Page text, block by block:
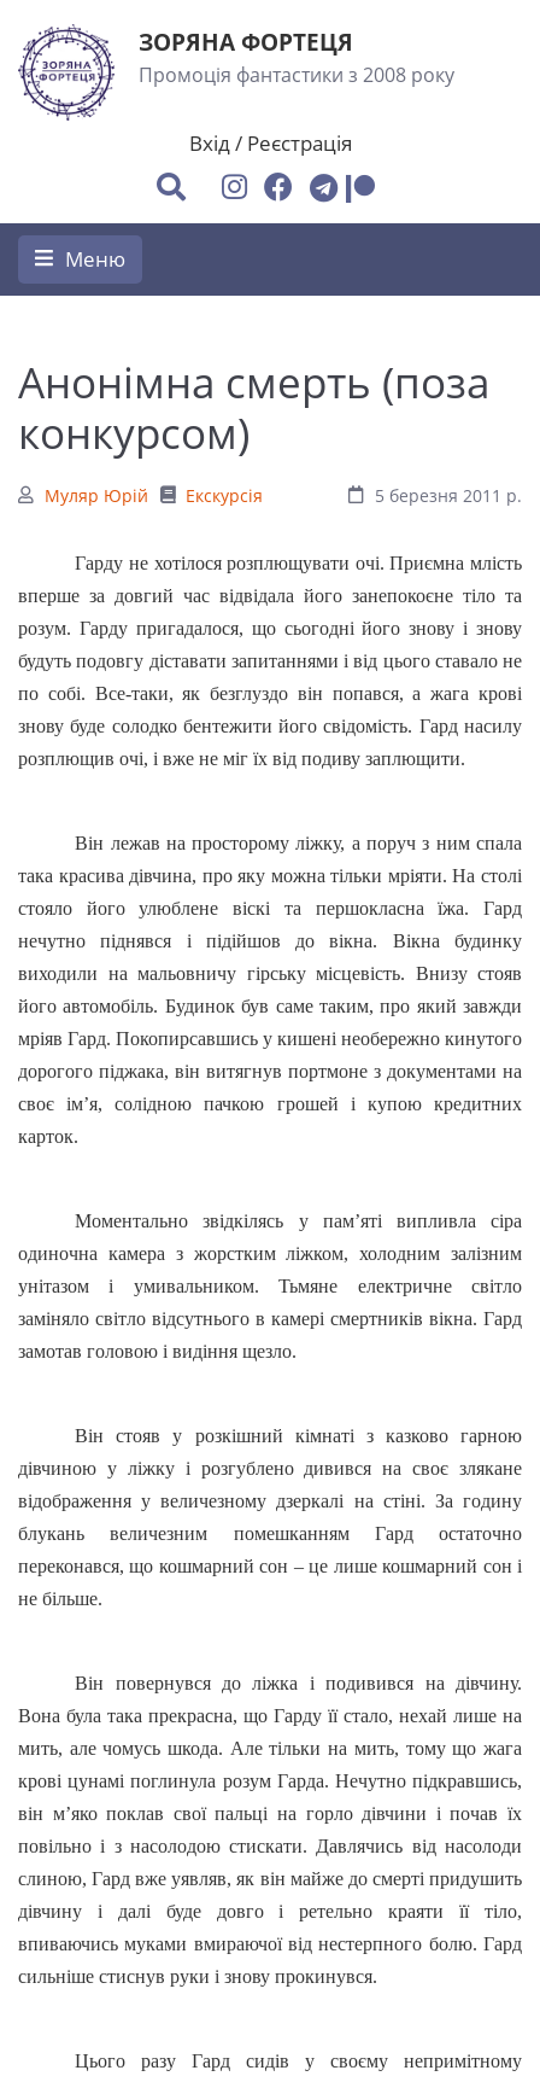
ЗОРЯНА ФОРТЕЦЯ
Промоція фантастики з 2008 року
Вхід/ Реєстрація
Меню
Анонімна смерть (поза
конкурсом)
Муляр Юрій Екскурсія 5 березня 2011 р.
Гарду не хотілося розплющувати очі. Приємна млість
вперше за довгий час відвідала його занепокоєне тіло та
розум. Гарду пригадалося, що сьогодні його знову і знову
будуть подовгу діставати запитаннями і від цього ставало не
по собі. Все-таки, як безглуздо він попався, а жага крові
знову буде солодко бентежити його свідомість. Гард насилу
розплющив очі, і вже не міг їх від подиву заплющити.
Він лежав на просторому ліжку, а поруч з ним спала
така красива дівчина, про яку можна тільки мріяти. На столі
стояло його улюблене віскі та першокласна їжа. Гард
нечутно піднявся і підійшов до вікна. Вікна будинку
виходили на мальовничу гірську місцевість. Внизу стояв
його автомобіль. Будинок був саме таким, про який завжди
мріяв Гард. Покопирсавшись у кишені необережно кинутого
дорогого піджака, він витягнув портмоне з документами на
своє ім’я, солідною пачкою грошей і купою кредитних
карток.
Моментально звідкілясь у пам’яті випливла сіра
одиночна камера з жорстким ліжком, холодним залізним
унітазом і умивальником. Тьмяне електричне світло
заміняло світло відсутнього в камері смертників вікна. Гард
замотав головою і видіння щезло.
Він стояв у розкішний кімнаті з казково гарною
дівчиною у ліжку і розгублено дивився на своє злякане
відображення у величезному дзеркалі на стіні. За годину
блукань величезним помешканням Гард остаточно
переконався, що кошмарний сон – це лише кошмарний сон і
не більше.
Він повернувся до ліжка і подивився на дівчину.
Вона була така прекрасна, що Гарду її стало, нехай лише на
мить, але чомусь шкода. Але тільки на мить, тому що жага
крові цунамі поглинула розум Гарда. Нечутно підкравшись,
він м’яко поклав свої пальці на горло дівчини і почав їх
повільно і з насолодою стискати. Давлячись від насолоди
слиною, Гард вже уявляв, як він майже до смерті придушить
дівчину і далі буде довго і ретельно краяти її тіло,
впиваючись муками вмираючої від нестерпного болю. Гард
сильніше стиснув руки і знову прокинувся.
Цього разу Гард сидів у своєму непримітному